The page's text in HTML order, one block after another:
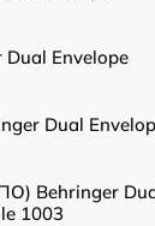
Envelope
Dual
Behringer
1003